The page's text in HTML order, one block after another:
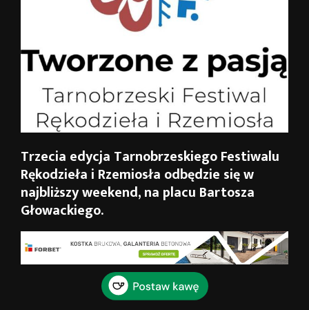
Trzecia edycja Tarnobrzeskiego Festiwalu
Rękodzieła i Rzemiosła odbędzie się w
najbliższy weekend, na placu Bartosza
Głowackiego.